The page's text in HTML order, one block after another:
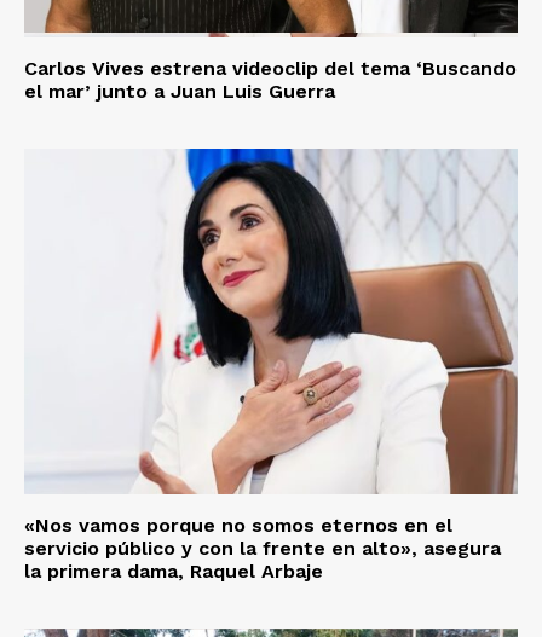
Carlos Vives estrena videoclip del tema ‘Buscando
el mar’ junto a Juan Luis Guerra
«Nos vamos porque no somos eternos en el
servicio público y con la frente en alto», asegura
la primera dama, Raquel Arbaje